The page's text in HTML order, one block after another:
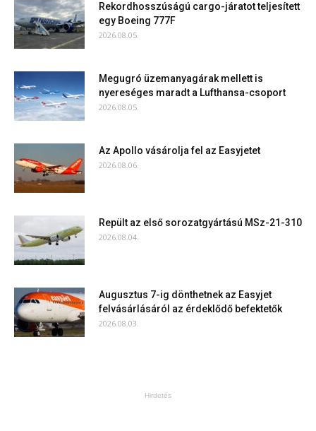
Rekordhosszúságú cargo-járatot teljesített
egy Boeing 777F
2026.08.05.
Megugró üzemanyagárak mellett is
nyereséges maradt a Lufthansa-csoport
2026.08.05.
Az Apollo vásárolja fel az Easyjetet
2026.08.06.
Repült az első sorozatgyártású MSz-21-310
2026.08.04.
Augusztus 7-ig dönthetnek az Easyjet
felvásárlásáról az érdeklődő befektetők
2026.08.03.
Hirdetés